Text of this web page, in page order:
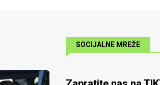
SOCIJALNE MREŽE